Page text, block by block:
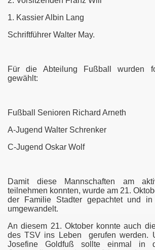
1. Kassier Albin Lang
Schriftführer Walter May.
Für die Abteilung Fußball wurden
gewählt:
Fußball Senioren Richard Arneth
A-Jugend Walter Schrenker
C-Jugend Oskar Wolf
Damit diese Mannschaften am
teilnehmen konnten, wurde am 21.
der Familie Stadter gepachtet und in
umgewandelt.
An diesem 21. Oktober konnte auch
des TSV ins Leben
gerufen werden.
Josefine Goldfuß sollte einmal in